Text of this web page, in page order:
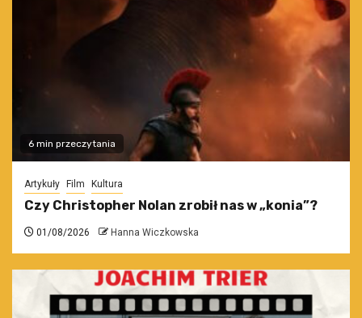
6 min przeczytania
Artykuły Film Kultura
Czy Christopher Nolan zrobił nas w „konia”?
01/08/2026 Hanna Wiczkowska